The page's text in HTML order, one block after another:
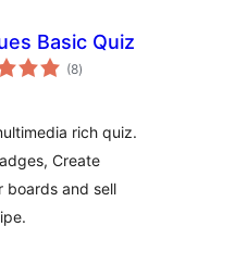
Basic Quiz
(8загальний
рейтинг
)
rich quiz.
Create
boards and sell